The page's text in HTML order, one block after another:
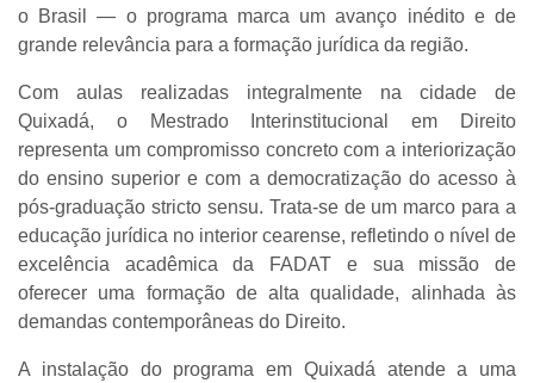
o Brasil — o programa marca um avanço inédito e de
grande relevância para a formação jurídica da região.
Com aulas realizadas integralmente na cidade de
Quixadá, o Mestrado Interinstitucional em Direito
representa um compromisso concreto com a interiorização
do ensino superior e com a democratização do acesso à
pós-graduação stricto sensu. Trata-se de um marco para a
educação jurídica no interior cearense, refletindo o nível de
excelência acadêmica da FADAT e sua missão de
oferecer uma formação de alta qualidade, alinhada às
demandas contemporâneas do Direito.
A instalação do programa em Quixadá atende a uma